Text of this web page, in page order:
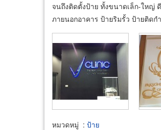
จนถึงติดตั้งป้าย ทั้งขนาดเล็ก-ใหญ่
ภายนอกอาคาร ป้ายริมรั้ว ป้ายติด
หมวดหมู่ : ป้าย